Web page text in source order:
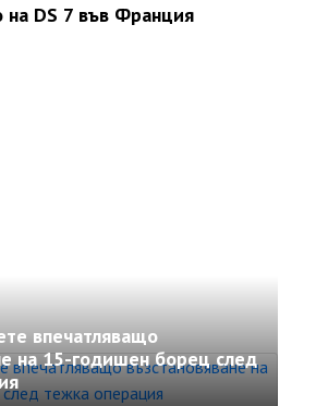
на DS 7 във Франция
впечатляващо
на 15-годишен борец след